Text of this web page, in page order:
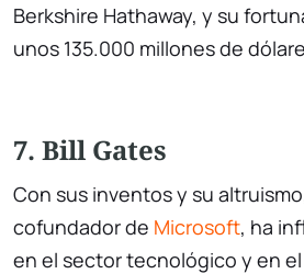
Berkshire Hathaway, y su
unos 135.000 millones de
7. Bill Gates
Con sus inventos y su
cofundador de Microsoft, ha
en el sector tecnológico y en